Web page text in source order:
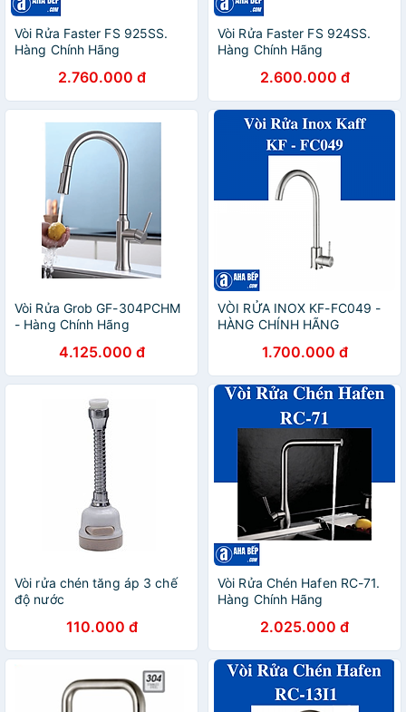
Vòi Rửa Faster FS 925SS.
Hàng Chính Hãng
2.760.000 đ
Vòi Rửa Faster FS 924SS.
Hàng Chính Hãng
2.600.000 đ
Vòi Rửa Grob GF-304PCHM
- Hàng Chính Hãng
4.125.000 đ
VÒI RỬA INOX KF-FC049 -
HÀNG CHÍNH HÃNG
1.700.000 đ
Vòi rửa chén tăng áp 3 chế
độ nước
110.000 đ
Vòi Rửa Chén Hafen RC-71.
Hàng Chính Hãng
2.025.000 đ